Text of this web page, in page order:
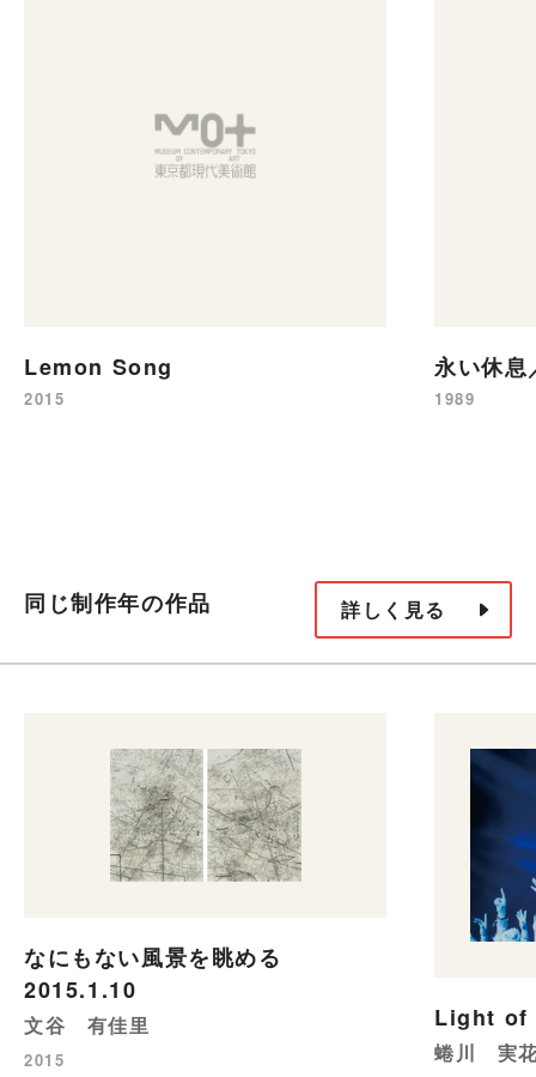
Lemon Song
2015
永い休息
1989
同じ制作年の作品 詳しく見る
なにもない風景を眺める
2015.1.10
文谷 有佳里
2015
Light of
蜷川 実